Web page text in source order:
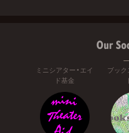
Our
ミニシアター・エイ
ド基金
ブック